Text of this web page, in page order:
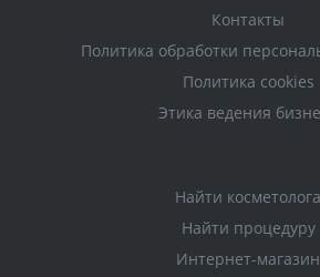
Контакты
Политика обработки
Политика cookies
Этика ведения
Найти косметолога
Найти процедуру
Интернет-магазин